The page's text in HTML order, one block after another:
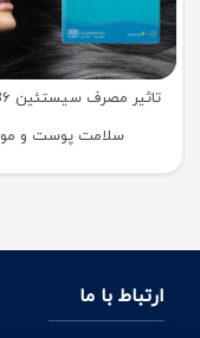
سلامت پوست و مو
ارتباط با ما